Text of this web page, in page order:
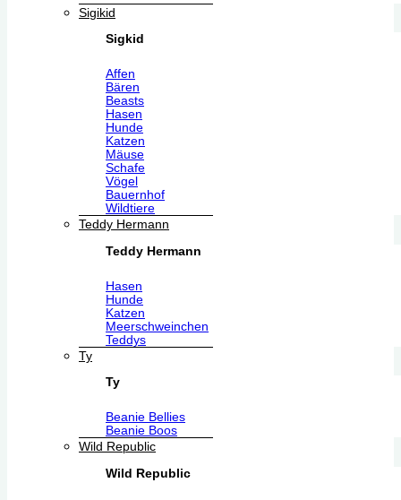
Sigikid
Sigkid
Affen
Bären
Beasts
Hasen
Hunde
Katzen
Mäuse
Schafe
Vögel
Bauernhof
Wildtiere
Teddy Hermann
Teddy Hermann
Hasen
Hunde
Katzen
Meerschweinchen
Teddys
Ty
Ty
Beanie Bellies
Beanie Boos
Wild Republic
Wild Republic